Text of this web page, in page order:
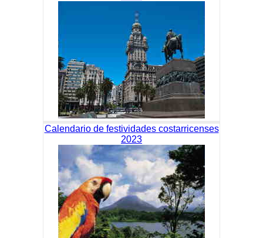
Calendario de festividades costarricenses
2023